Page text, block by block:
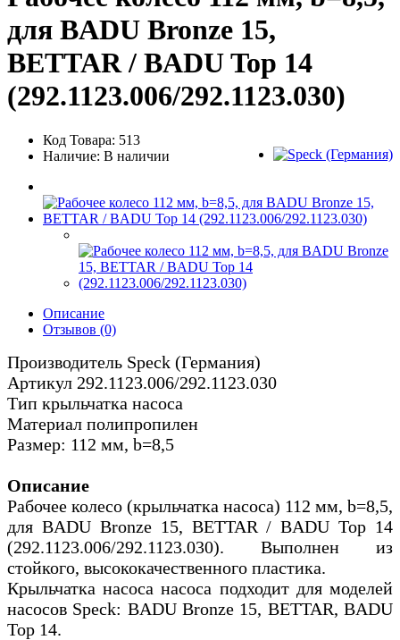
для BADU Bronze 15,
BETTAR / BADU Top 14
(292.1123.006/292.1123.030)
Код Товара: 513
Наличие: В наличии
Описание
Отзывов (0)
Производитель Speck (Германия)
Артикул 292.1123.006/292.1123.030
Тип крыльчатка насоса
Материал полипропилен
Размер: 112 мм, b=8,5
Описание
Рабочее колесо (крыльчатка насоса) 112 мм, b=8,5,
для BADU Bronze 15, BETTAR / BADU Top 14
(292.1123.006/292.1123.030). Выполнен из
стойкого, высококачественного пластика.
Крыльчатка насоса насоса подходит для моделей
насосов Speck: BADU Bronze 15, BETTAR, BADU
Top 14.